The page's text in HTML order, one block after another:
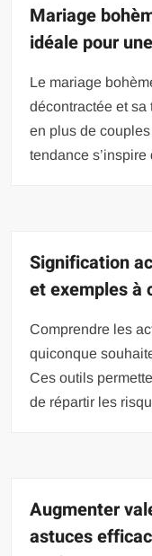
Mariage
idéale pour
Le mariage
décontractée et sa
en plus de
tendance
Signification
et exemples à
Comprendre les
quiconque
Ces outils
de répartir les
Augmenter
astuces